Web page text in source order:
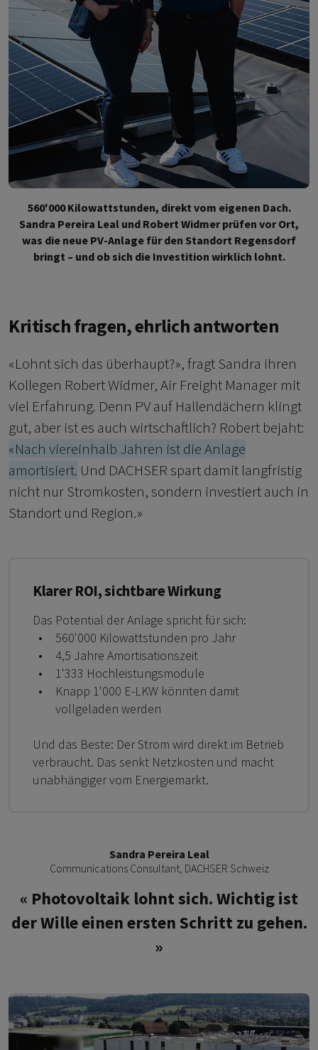
560'000 Kilowattstunden, direkt vom eigenen Dach.
Sandra Pereira Leal und Robert Widmer prüfen vor Ort,
was die neue PV-Anlage für den Standort Regensdorf
bringt – und ob sich die Investition wirklich lohnt.
Kritisch fragen, ehrlich antworten
«Lohnt sich das überhaupt?», fragt Sandra ihren
Kollegen Robert Widmer, Air Freight Manager mit
viel Erfahrung. Denn PV auf Hallendächern klingt
gut, aber ist es auch wirtschaftlich? Robert bejaht:
«Nach viereinhalb Jahren ist die Anlage
amortisiert. Und DACHSER spart damit langfristig
nicht nur Stromkosten, sondern investiert auch in
Standort und Region.»
Klarer ROI, sichtbare Wirkung
Das Potential der Anlage spricht für sich:
560'000 Kilowattstunden pro Jahr
4,5 Jahre Amortisationszeit
1'333 Hochleistungsmodule
Knapp 1'000 E-LKW könnten damit
vollgeladen werden
Und das Beste: Der Strom wird direkt im Betrieb
verbraucht. Das senkt Netzkosten und macht
unabhängiger vom Energiemarkt.
Sandra Pereira Leal
Communications Consultant, DACHSER Schweiz
Photovoltaik lohnt sich. Wichtig ist
der Wille einen ersten Schritt zu gehen.